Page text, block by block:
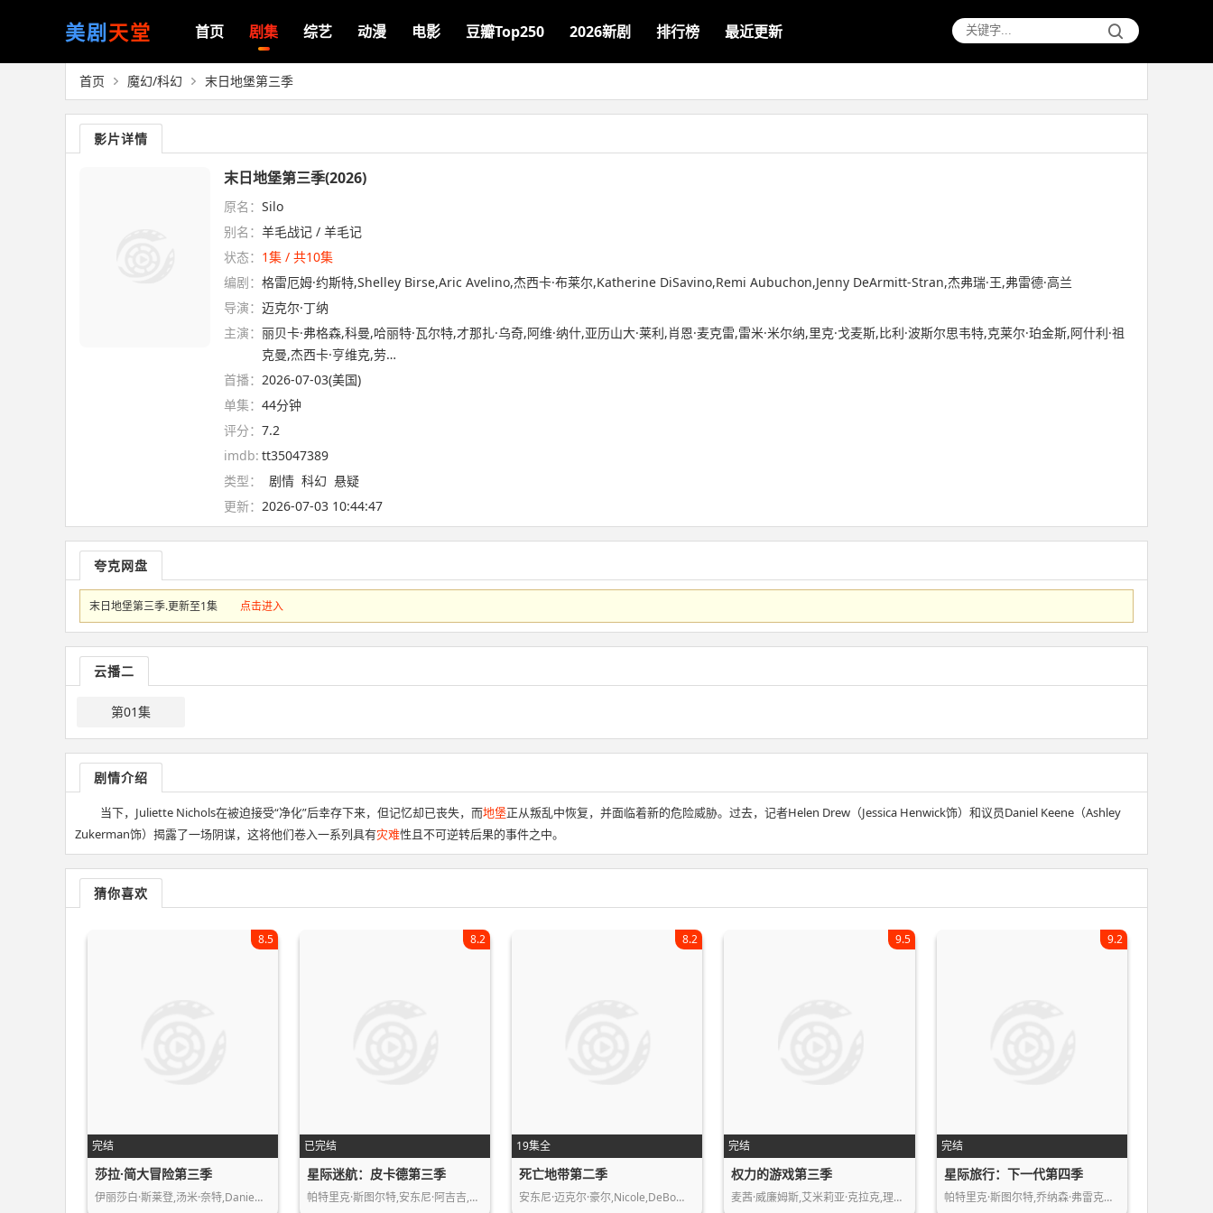
美剧天堂 首页 剧集 综艺 动漫 电影 豆瓣Top250 2026新剧 排行榜 最近更新
首页 魔幻/科幻 末日地堡第三季
影片详情
末日地堡第三季(2026)
原名： Silo
别名： 羊毛战记 / 羊毛记
状态： 1集 / 共10集
编剧： 格雷厄姆·约斯特,Shelley Birse,Aric Avelino,杰西卡·布莱尔,Katherine DiSavino,Remi Aubuchon,Jenny DeArmitt-Stran,杰弗瑞·王,弗雷德·高兰
导演： 迈克尔·丁纳
主演： 丽贝卡·弗格森,科曼,哈丽特·瓦尔特,才那扎·乌奇,阿维·纳什,亚历山大·莱利,肖恩·麦克雷,雷米·米尔纳,里克·戈麦斯,比利·波斯尔思韦特,克莱尔·珀金斯,阿什利·祖
克曼,杰西卡·亨维克,劳…
首播： 2026-07-03(美国)
单集： 44分钟
评分： 7.2
imdb: tt35047389
类型：
剧情 科幻 悬疑
更新： 2026-07-03 10:44:47
夸克网盘
末日地堡第三季.更新至1集 点击进入
云播二
第01集
剧情介绍
当下，Juliette Nichols在被迫接受“净化”后幸存下来，但记忆却已丧失，而地堡正从叛乱中恢复，并面临着新的危险威胁。过去，记者Helen Drew（Jessica Henwick饰）和议员Daniel Keene（Ashley
Zukerman饰）揭露了一场阴谋，这将他们卷入一系列具有灾难性且不可逆转后果的事件之中。
猜你喜欢
完结
8.5
莎拉·简大冒险第三季
伊丽莎白·斯莱登,汤米·奈特,Danie…
已完结
8.2
星际迷航：皮卡德第三季
帕特里克·斯图尔特,安东尼·阿吉吉,莱…
19集全
8.2
死亡地带第二季
安东尼·迈克尔·豪尔,Nicole,DeBo…
完结
9.5
权力的游戏第三季
麦茜·威廉姆斯,艾米莉亚·克拉克,理查…
完结
9.2
星际旅行：下一代第四季
帕特里克·斯图尔特,乔纳森·弗雷克斯…